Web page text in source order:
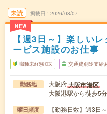
未読
NEW
掲載日 2026/08/07
【週3日～】楽しい
ービス施設のお仕事
職種未経験OK 交通費別途支給
勤務地 大阪府大阪市港区
大阪港駅から徒歩5分
曜日頻度 【勤務日数】週3日